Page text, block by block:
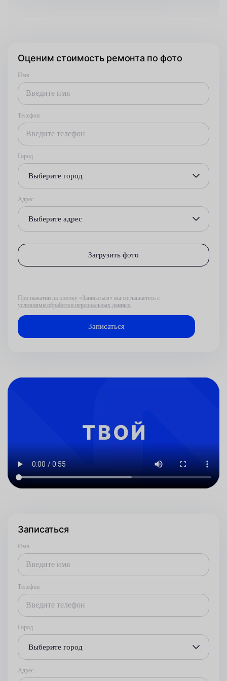
Оценим стоимость ремонта по фото
Имя
Телефон
Город
Выберите город
Адрес
Выберите адрес
Загрузить фото
При нажатии на кнопку «Записаться» вы соглашаетесь с
условиями обработки персональных данных
Записаться
Имя
Телефон
Город
Выберите город
Адрес